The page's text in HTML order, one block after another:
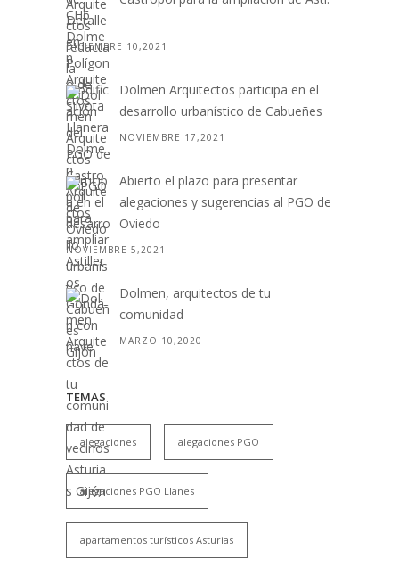
. .
DICIEMBRE 10,2021
Dolmen Arquitectos participa en el
desarrollo urbanístico de Cabueñes
NOVIEMBRE 17,2021
Abierto el plazo para presentar
alegaciones y sugerencias al PGO de
Oviedo
NOVIEMBRE 5,2021
Dolmen, arquitectos de tu
comunidad
MARZO 10,2020
TEMAS
alegaciones alegaciones PGO
alegaciones PGO Llanes
apartamentos turísticos Asturias